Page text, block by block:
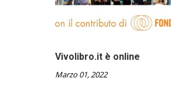
Vivolibro.it è online
Marzo 01, 2022